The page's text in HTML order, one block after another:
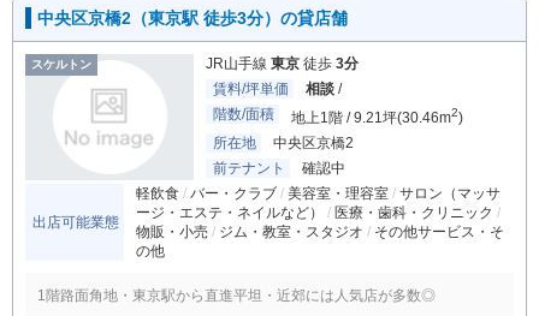
中央区京橋2（東京駅 徒歩3分）の貸店舗
スケルトン JR山手線 東京 徒歩 3分
賃料/坪単価
相談 /
階数/面積
地上1階 / 9.21坪(30.46m2)
所在地
中央区京橋2
前テナント
確認中
出店可能業態
軽飲食 バー・クラブ 美容室・理容室
サロン（マッサ
ージ・エステ・ネイルなど）
医療・歯科・クリニック
物販・小売
ジム・教室・スタジオ
その他サービス・そ
の他
1階路面角地・東京駅から直進平坦・近郊には人気店が多数◎